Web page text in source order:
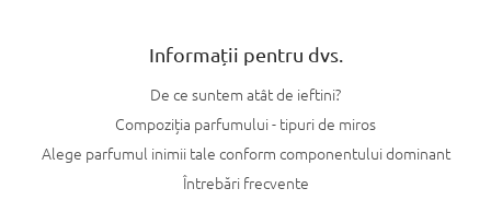
Informații pentru dvs.
De ce suntem atât de ieftini?
Compoziția parfumului - tipuri de miros
Alege parfumul inimii tale conform componentului dominant
Întrebări frecvente